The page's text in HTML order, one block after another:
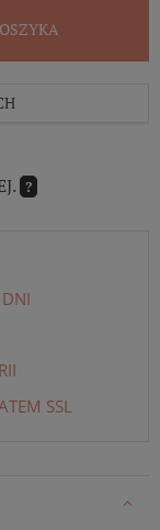
?
SSL